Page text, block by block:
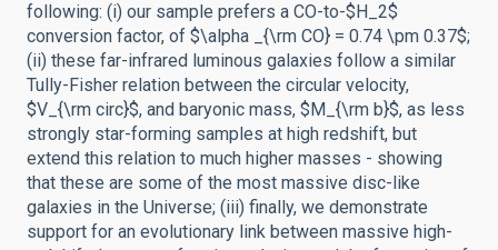
following: (i) our sample prefers a CO-to-$H_2$
conversion factor, of $\alpha _{\rm CO} = 0.74 \pm 0.37$;
(ii) these far-infrared luminous galaxies follow a similar
Tully-Fisher relation between the circular velocity,
$V_{\rm circ}$, and baryonic mass, $M_{\rm b}$, as less
strongly star-forming samples at high redshift, but
extend this relation to much higher masses - showing
that these are some of the most massive disc-like
galaxies in the Universe; (iii) finally, we demonstrate
support for an evolutionary link between massive high-